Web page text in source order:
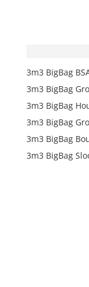
3m3 BigBag
3m3 BigBag
3m3 BigBag
3m3 BigBag
3m3 BigBag
3m3 BigBag